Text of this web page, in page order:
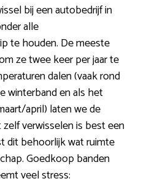
bij een autobedrijf in
alle
te houden. De meeste
ze twee keer per jaar te
dalen (vaak rond
winterband en als het
april) laten we de
verwisselen is best een
dit behoorlijk wat ruimte
Goedkoop banden
veel stress: